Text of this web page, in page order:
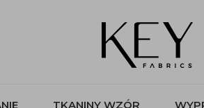
TKANINY WZÓR